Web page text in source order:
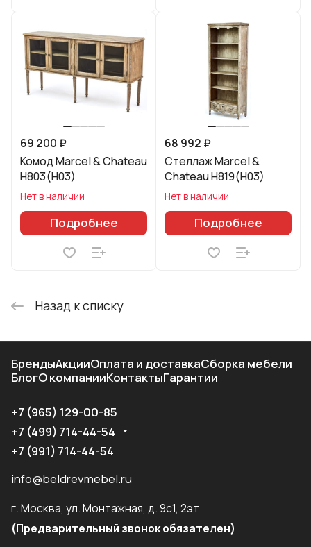
69 200 ₽
Комод Marcel & Chateau
H803(H03)
Нет в наличии
Подробнее
68 992 ₽
Стеллаж Marcel &
Chateau H819(H03)
Нет в наличии
Подробнее
Назад к списку
БрендыАкцииОплата и доставкаСборка мебели
БлогО компанииКонтактыГарантии
+7 (965) 129-00-85
+7 (499) 714-44-54
+7 (991) 714-44-54
info@beldrevmebel.ru
г. Москва, ул. Монтажная, д. 9с1, 2эт
(Предварительный звонок обязателен)